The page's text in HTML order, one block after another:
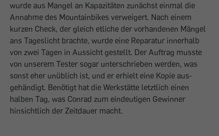
wurde aus Mangel an Kapazitäten zunächst einmal die
Annahme des Mountainbikes verweigert. Nach einem
kurzen Check, der gleich etliche der vorhandenen Mängel
ans Tageslicht brachte, wurde eine Reparatur innerhalb
von zwei Tagen in Aussicht gestellt. Der Auftrag musste
von unserem Tester sogar unterschrieben werden, was
sonst eher ­unüblich ist, und er erhielt eine Kopie aus­
gehändigt. Benötigt hat die Werkstätte letztlich einen
halben Tag, was Conrad zum eindeutigen Gewinner
hinsichtlich der Zeitdauer macht.